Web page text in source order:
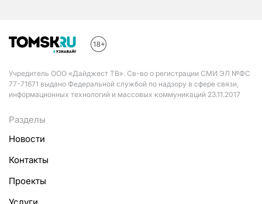
Учредитель ООО «Дайджест ТВ». Св-во о регистрации СМИ ЭЛ №ФС
77-71671 выдано Федеральной службой по надзору в сфере связи,
информационных технологий и массовых коммуникаций 23.11.2017
Разделы
Новости
Контакты
Проекты